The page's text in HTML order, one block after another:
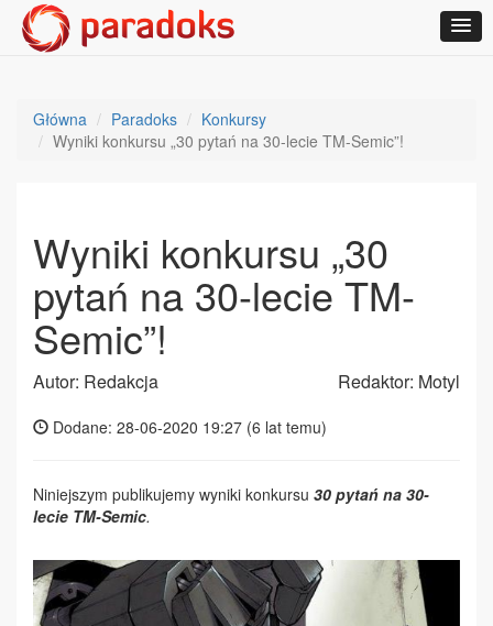
Główna Paradoks
Konkursy
Wyniki konkursu „30 pytań na 30-lecie TM-Semic”!
Wyniki konkursu „30
pytań na 30-lecie TM-
Semic”!
Autor: Redakcja Redaktor: Motyl
Dodane: 28-06-2020 19:27 (6 lat temu)
Niniejszym publikujemy wyniki konkursu 30 pytań na 30-
lecie TM-Semic.